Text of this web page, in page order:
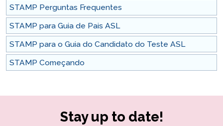
STAMP Perguntas Frequentes
STAMP para Guia de Pais ASL
STAMP para o Guia do Candidato do Teste ASL
STAMP Começando
Stay up to date!